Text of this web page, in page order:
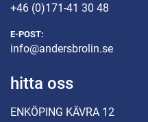
+46 (0)171-41 30 48
E-POST:
info@andersbrolin.se
hitta oss
ENKÖPING KÄVRA 12